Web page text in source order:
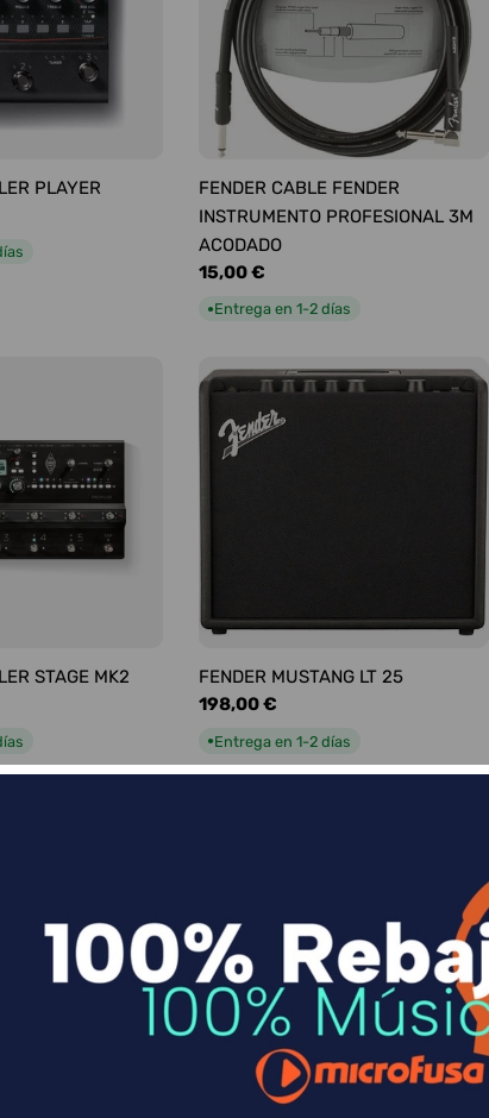
PLAYER
FENDER CABLE FENDER
INSTRUMENTO PROFESIONAL 3M
ACODADO
Precio
habitual
15,00 €
●Entrega en 1-2 días
STAGE MK2
FENDER MUSTANG LT 25
Precio
198,00 €
●Entrega en 1-2 días